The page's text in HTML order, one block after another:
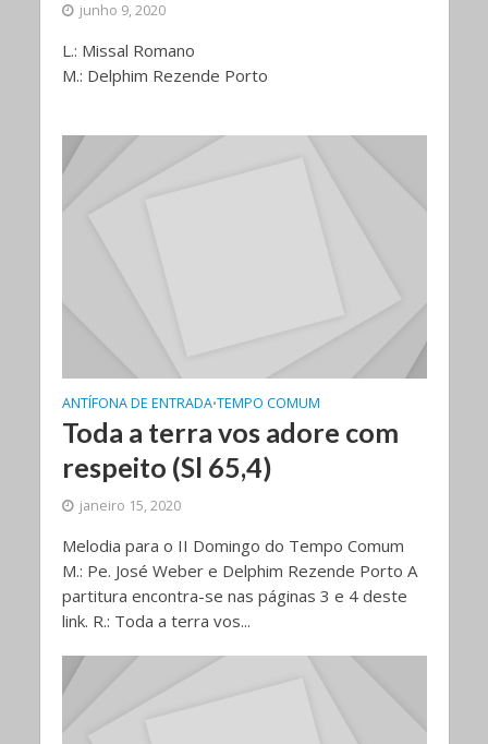
junho 9, 2020
L.: Missal Romano
M.: Delphim Rezende Porto
ANTÍFONA DE ENTRADA•TEMPO COMUM
Toda a terra vos adore com
respeito (Sl 65,4)
janeiro 15, 2020
Melodia para o II Domingo do Tempo Comum
M.: Pe. José Weber e Delphim Rezende Porto A
partitura encontra-se nas páginas 3 e 4 deste
link. R.: Toda a terra vos...